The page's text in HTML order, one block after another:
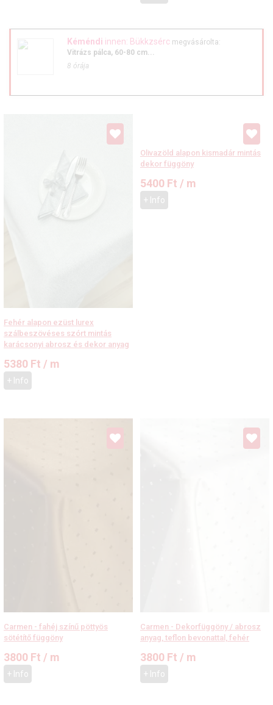
Kéméndi innen: Bükkzsérc megvásárolta:
Vitrázs pálca, 60-80 cm...
8 órája
Fehér alapon ezüst lurex
szálbeszövéses szórt mintás
karácsonyi abrosz és dekor anyag
5380 Ft / m
+ Info
Olivazöld alapon kismadár mintás
dekor függöny
5400 Ft / m
+ Info
Carmen - fahéj színű pöttyös
sötétítő függöny
3800 Ft / m
+ Info
Carmen - Dekorfüggöny / abrosz
anyag, teflon bevonattal, fehér
3800 Ft / m
+ Info